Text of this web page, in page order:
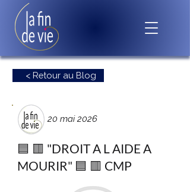
< Retour au Blog
20 mai 2026
🟦 🟥 "DROIT A L AIDE A
MOURIR" 🟦 🟥 CMP